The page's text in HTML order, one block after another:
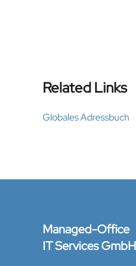
Related Links
Globales Adressbuch
Managed-Office
IT Services GmbH